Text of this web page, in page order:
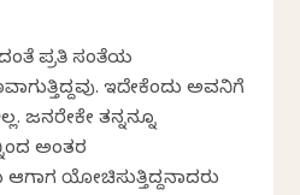
ಪ್ರತಿ ಸಂತೆಯ
ಇದೇಕೆಂದು ಅವನಿಗೆ
ಜನರೇಕೇ ತನ್ನನ್ನೂ
ಅಂತರ
ಆಗಾಗ ಯೋಚಿಸುತ್ತಿದ್ದನಾದರು